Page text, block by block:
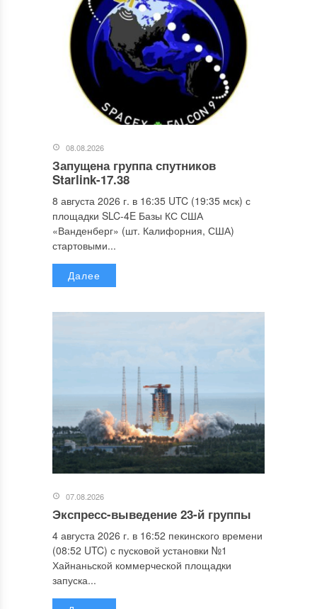
08.08.2026
Запущена группа спутников
Starlink-17.38
8 августа 2026 г. в 16:35 UTC (19:35 мск) с
площадки SLC-4E Базы КС США
«Ванденберг» (шт. Калифорния, США)
стартовыми...
Далее
07.08.2026
Экспресс-выведение 23-й группы
4 августа 2026 г. в 16:52 пекинского времени
(08:52 UTC) с пусковой установки №1
Хайнаньской коммерческой площадки
запуска...